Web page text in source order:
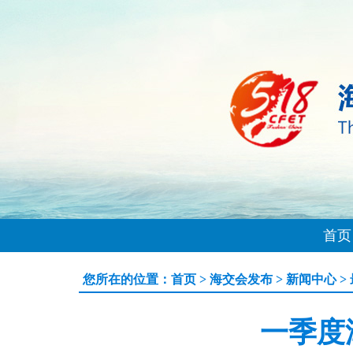
首页
您所在的位置： 首页 > 海交会发布 > 新闻中心>
一季度